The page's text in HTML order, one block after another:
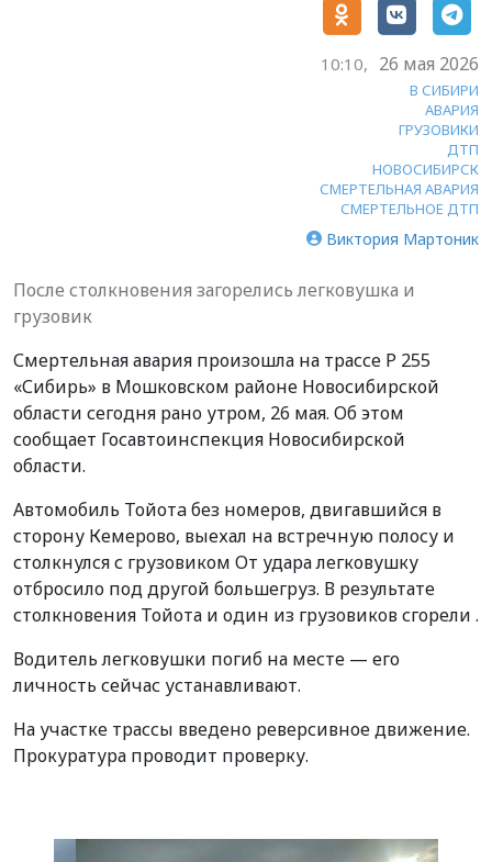
10:10, 26 мая 2026
В СИБИРИ
АВАРИЯ
ГРУЗОВИКИ
ДТП
НОВОСИБИРСК
СМЕРТЕЛЬНАЯ АВАРИЯ
СМЕРТЕЛЬНОЕ ДТП
Виктория Мартоник
После столкновения загорелись легковушка и
грузовик
Смертельная авария произошла на трассе Р 255
«Сибирь» в Мошковском районе Новосибирской
области сегодня рано утром, 26 мая. Об этом
сообщает Госавтоинспекция Новосибирской
области.
Автомобиль Тойотa без номеров, двигавшийся в
сторону Кемерово, выехал на встречную полосу и
столкнулся с грузовиком От удара легковушку
отбросило под другой большегруз. В результате
столкновения Тойота и один из грузовиков сгорели .
Водитель легковушки погиб на месте — его
личность сейчас устанавливают.
На участке трассы введено реверсивное движение.
Прокуратура проводит проверку.